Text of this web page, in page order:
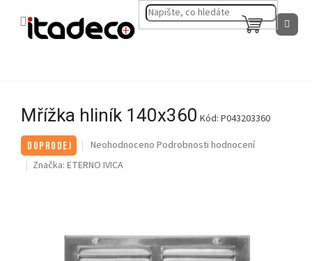
NÁKUPNÍ
KOŠÍK
Mřížka hliník 140x360 Kód: P043203360
DOPRODEJ
Průměrné
produktu
hvězdiček.
Neohodnoceno Podrobnosti hodnocení
Značka: ETERNO IVICA